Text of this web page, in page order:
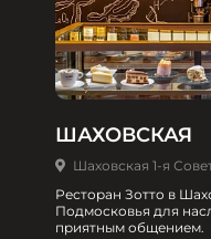
ШАХОВСКАЯ
Шаховская 1-я
Ресторан Зотто в
Подмосковья для
приятным общением.​